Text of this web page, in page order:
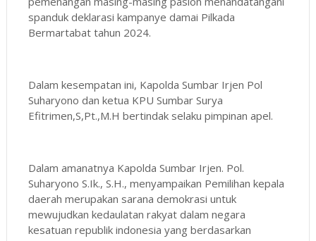
spanduk deklarasi kampanye damai Pilkada
Bermartabat tahun 2024.
Dalam kesempatan ini, Kapolda Sumbar Irjen Pol
Suharyono dan ketua KPU Sumbar Surya
Efitrimen,S,Pt.,M.H bertindak selaku pimpinan apel.
Dalam amanatnya Kapolda Sumbar Irjen. Pol.
Suharyono S.Ik., S.H., menyampaikan Pemilihan kepala
daerah merupakan sarana demokrasi untuk
mewujudkan kedaulatan rakyat dalam negara
kesatuan republik indonesia yang berdasarkan